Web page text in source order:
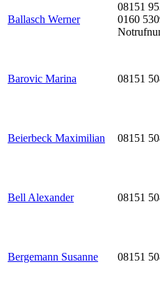
Ballasch Werner
08151
0160
Barovic Marina 08151
Beierbeck Maximilian 08151
Bell Alexander 08151
Bergemann Susanne 08151